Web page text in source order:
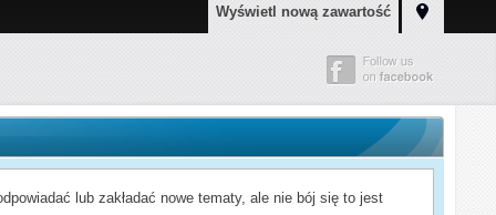
Wyświetl nową zawartość
lub zakładać nowe tematy, ale nie bój się to jest